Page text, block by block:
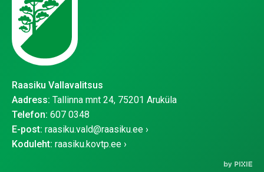
Raasiku Vallavalitsus
Aadress: Tallinna mnt 24, 75201 Aruküla
Telefon: 607 0348
E-post: raasiku.vald@raasiku.ee
Koduleht: raasiku.kovtp.ee